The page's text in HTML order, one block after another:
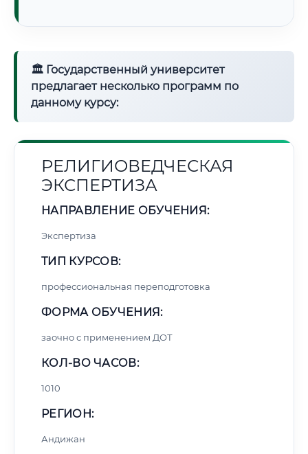
🏛 Государственный университет
предлагает несколько программ по
данному курсу:
РЕЛИГИОВЕДЧЕСКАЯ
ЭКСПЕРТИЗА
НАПРАВЛЕНИЕ ОБУЧЕНИЯ:
Экспертиза
ТИП КУРСОВ:
профессиональная переподготовка
ФОРМА ОБУЧЕНИЯ:
заочно с применением ДОТ
КОЛ-ВО ЧАСОВ:
1010
РЕГИОН:
Андижан